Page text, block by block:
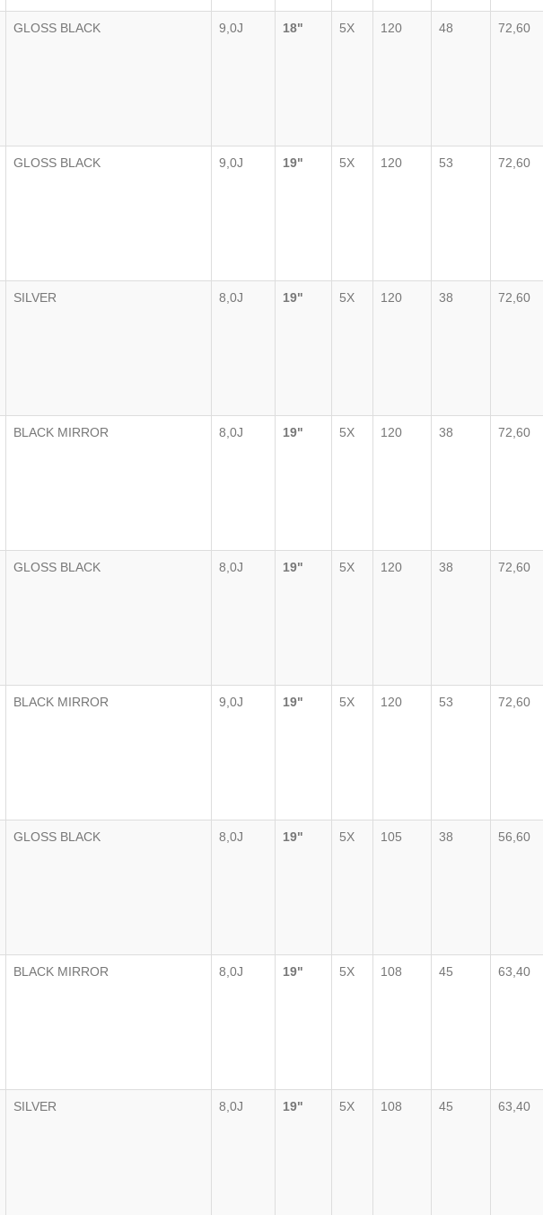
GLOSS BLACK 9,0J 18" 5X 120 48 72,60
GLOSS BLACK 9,0J 19" 5X 120 53 72,60
SILVER 8,0J 19" 5X 120 38 72,60
BLACK MIRROR 8,0J 19" 5X 120 38 72,60
GLOSS BLACK 8,0J 19" 5X 120 38 72,60
BLACK MIRROR 9,0J 19" 5X 120 53 72,60
GLOSS BLACK 8,0J 19" 5X 105 38 56,60
BLACK MIRROR 8,0J 19" 5X 108 45 63,40
SILVER 8,0J 19" 5X 108 45 63,40